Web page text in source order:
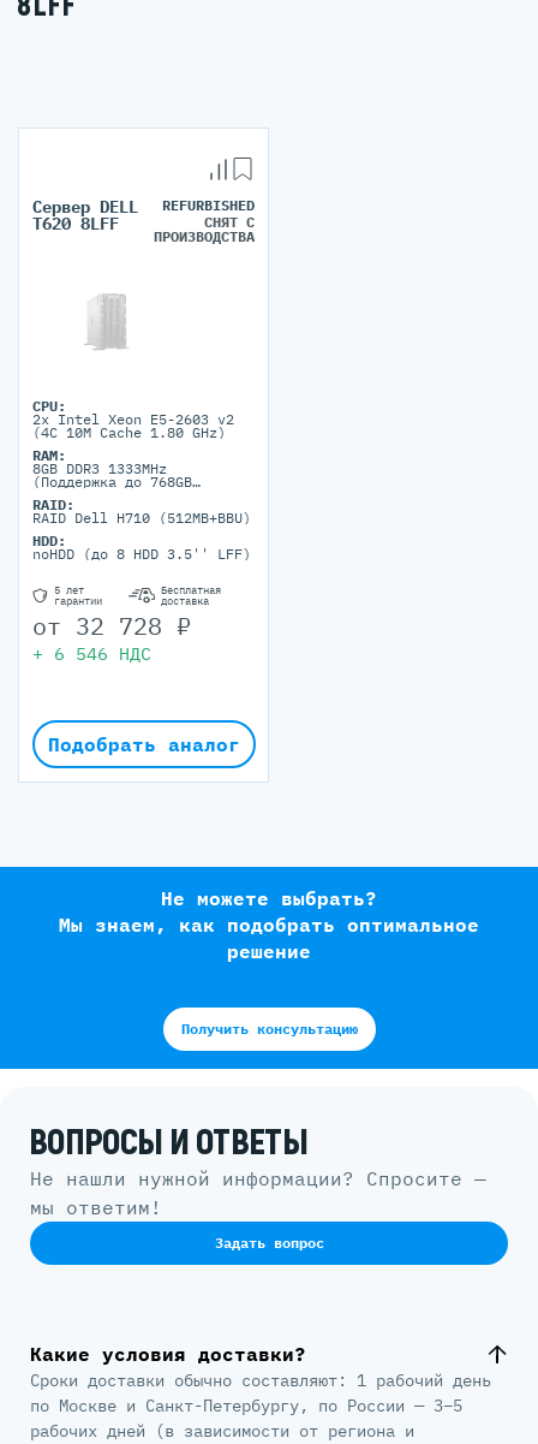
Сервер DELL
T620 8LFF
REFURBISHED
СНЯТ С
ПРОИЗВОДСТВА
CPU:
2x Intel Xeon E5-2603 v2
(4C 10M Cache 1.80 GHz)
RAM:
8GB DDR3 1333MHz
(Поддержка до 768GB
портов)
RAID:
RAID Dell H710 (512MB+BBU)
HDD:
noHDD (до 8 HDD 3.5'' LFF)
5 лет
гарантии
Бесплатная
доставка
от 32 728 ₽
+ 6 546 НДС
Подобрать аналог
Не можете выбрать?
Мы знаем, как подобрать оптимальное
решение
Получить консультацию
ВОПРОСЫ И ОТВЕТЫ
Не нашли нужной информации? Спросите —
мы ответим!
Задать вопрос
Какие условия доставки?
Сроки доставки обычно составляют: 1 рабочий день
по Москве и Санкт-Петербургу, по России — 3–5
рабочих дней (в зависимости от региона и